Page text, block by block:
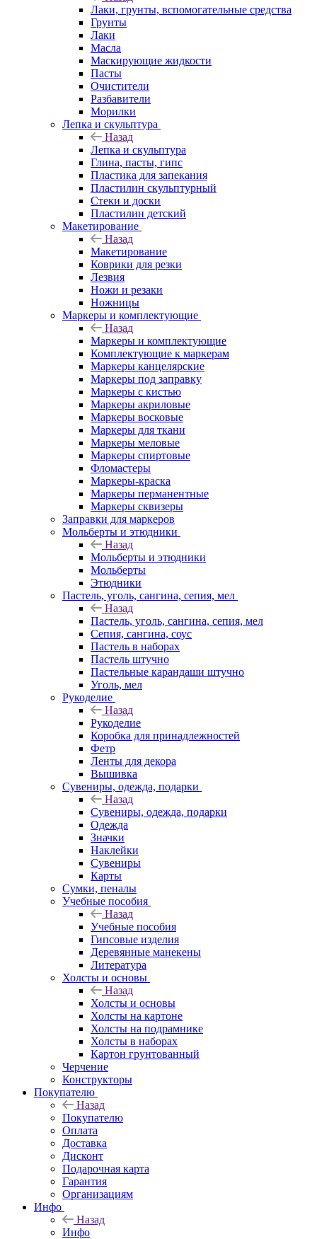
Лаки, грунты, вспомогательные средства
Грунты
Лаки
Масла
Маскирующие жидкости
Пасты
Очистители
Разбавители
Морилки
Лепка и скульптура
Назад
Лепка и скульптура
Глина, пасты, гипс
Пластика для запекания
Пластилин скульптурный
Стеки и доски
Пластилин детский
Макетирование
Назад
Макетирование
Коврики для резки
Лезвия
Ножи и резаки
Ножницы
Маркеры и комплектующие
Назад
Маркеры и комплектующие
Комплектующие к маркерам
Маркеры канцелярские
Маркеры под заправку
Маркеры с кистью
Маркеры акриловые
Маркеры восковые
Маркеры для ткани
Маркеры меловые
Маркеры спиртовые
Фломастеры
Маркеры-краска
Маркеры перманентные
Маркеры сквизеры
Заправки для маркеров
Мольберты и этюдники
Назад
Мольберты и этюдники
Мольберты
Этюдники
Пастель, уголь, сангина, сепия, мел
Назад
Пастель, уголь, сангина, сепия, мел
Сепия, сангина, соус
Пастель в наборах
Пастель штучно
Пастельные карандаши штучно
Уголь, мел
Рукоделие
Назад
Рукоделие
Коробка для принадлежностей
Фетр
Ленты для декора
Вышивка
Сувениры, одежда, подарки
Назад
Сувениры, одежда, подарки
Одежда
Значки
Наклейки
Сувениры
Карты
Сумки, пеналы
Учебные пособия
Назад
Учебные пособия
Гипсовые изделия
Деревянные манекены
Литература
Холсты и основы
Назад
Холсты и основы
Холсты на картоне
Холсты на подрамнике
Холсты в наборах
Картон грунтованный
Черчение
Конструкторы
Покупателю
Назад
Покупателю
Оплата
Доставка
Дисконт
Подарочная карта
Гарантия
Организациям
Инфо
Назад
Инфо